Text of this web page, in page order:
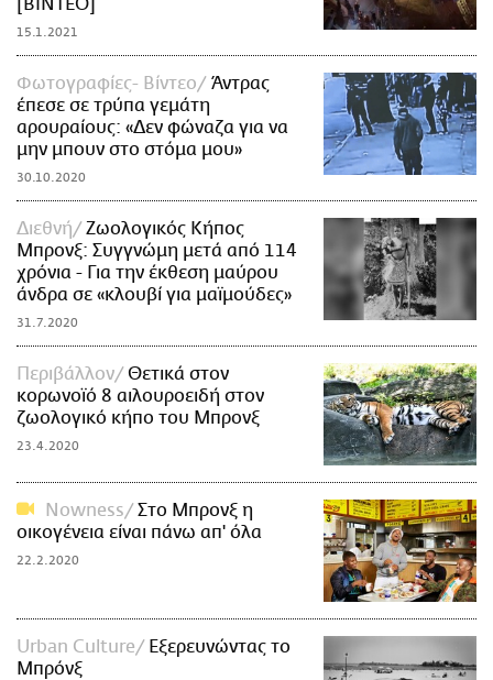
[BINTEO]
15.1.2021
Φωτογραφίες- Βίντεο
Άντρας
έπεσε σε τρύπα γεμάτη
αρουραίους: «Δεν φώναζα για να
μην μπουν στο στόμα μου»
30.10.2020
Διεθνή
Ζωολογικός Κήπος
Μπρονξ: Συγγνώμη μετά από 114
χρόνια - Για την έκθεση μαύρου
άνδρα σε «κλουβί για μαϊμούδες»
31.7.2020
Περιβάλλον
Θετικά στον
κορωνοϊό 8 αιλουροειδή στον
ζωολογικό κήπο του Μπρονξ
23.4.2020
Nowness
Στο Μπρονξ η
οικογένεια είναι πάνω απ' όλα
22.2.2020
Urban Culture
Εξερευνώντας το
Μπρόνξ